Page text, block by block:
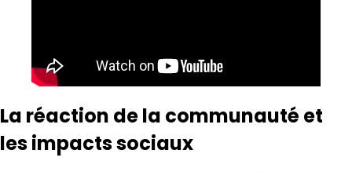
La réaction de la communauté et
les impacts sociaux